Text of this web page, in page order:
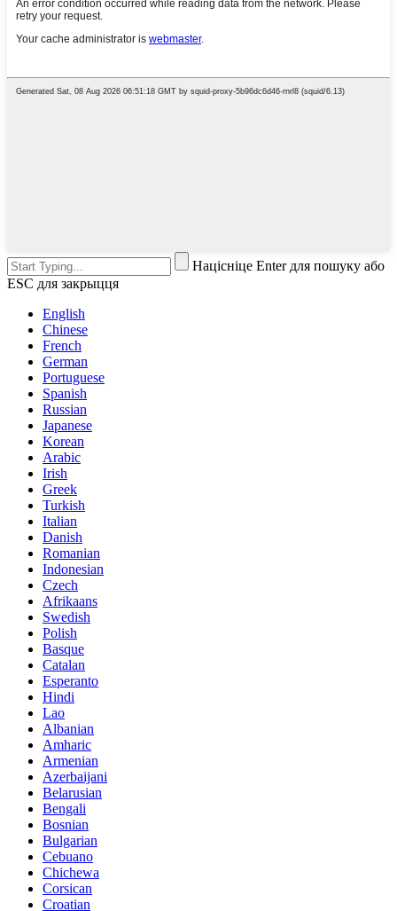
Націсніце Enter для пошуку або
ESC для закрыцця
English
Chinese
French
German
Portuguese
Spanish
Russian
Japanese
Korean
Arabic
Irish
Greek
Turkish
Italian
Danish
Romanian
Indonesian
Czech
Afrikaans
Swedish
Polish
Basque
Catalan
Esperanto
Hindi
Lao
Albanian
Amharic
Armenian
Azerbaijani
Belarusian
Bengali
Bosnian
Bulgarian
Cebuano
Chichewa
Corsican
Croatian